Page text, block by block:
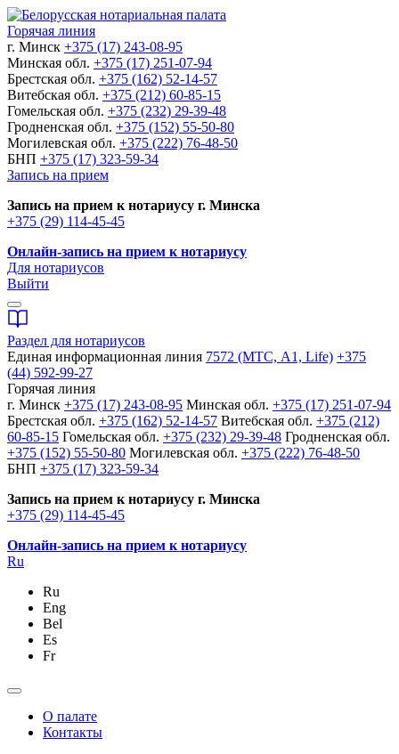
Горячая линия
г. Минск +375 (17) 243-08-95
Минская обл. +375 (17) 251-07-94
Брестская обл. +375 (162) 52-14-57
Витебская обл. +375 (212) 60-85-15
Гомельская обл. +375 (232) 29-39-48
Гродненская обл. +375 (152) 55-50-80
Могилевская обл. +375 (222) 76-48-50
БНП +375 (17) 323-59-34
Запись на прием
Запись на прием к нотариусу г. Минска
+375 (29) 114-45-45
Онлайн-запись на прием к нотариусу
Для нотариусов
Выйти
Раздел для нотариусов
Единая информационная линия 7572 (МТС, A1, Life) +375
(44) 592-99-27
Горячая линия
г. Минск +375 (17) 243-08-95 Минская обл. +375 (17) 251-07-94
Брестская обл. +375 (162) 52-14-57 Витебская обл. +375 (212)
60-85-15 Гомельская обл. +375 (232) 29-39-48 Гродненская обл.
+375 (152) 55-50-80 Могилевская обл. +375 (222) 76-48-50
БНП +375 (17) 323-59-34
Запись на прием к нотариусу г. Минска
+375 (29) 114-45-45
Онлайн-запись на прием к нотариусу
Ru
Ru
Eng
Bel
Es
Fr
О палате
Контакты